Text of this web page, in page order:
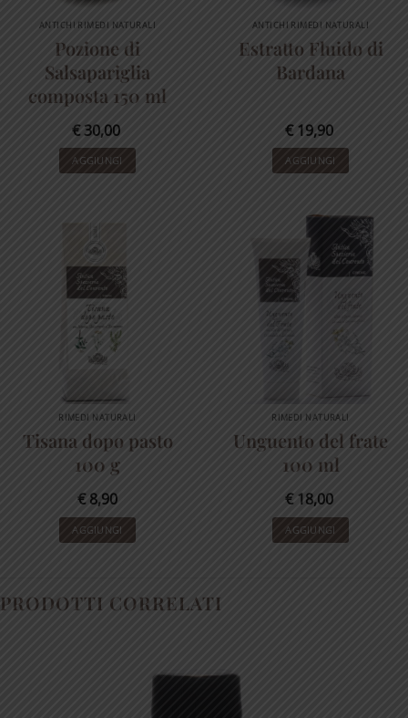
ANTICHI RIMEDI NATURALI
Pozione di
Salsapariglia
composta 150 ml
€30,00
AGGIUNGI
ANTICHI RIMEDI NATURALI
Estratto Fluido di
Bardana
€19,90
AGGIUNGI
RIMEDI NATURALI
Tisana dopo pasto
100 g
€8,90
AGGIUNGI
RIMEDI NATURALI
Unguento del frate
100 ml
€18,00
AGGIUNGI
PRODOTTI CORRELATI